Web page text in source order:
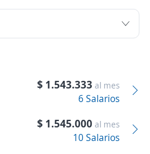
$ 1.543.333 al mes
6 Salarios
$ 1.545.000 al mes
10 Salarios